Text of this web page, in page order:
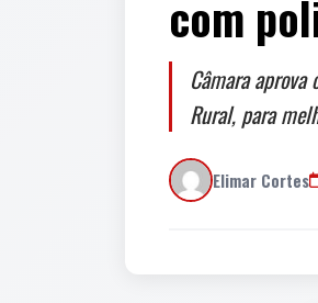
com
Câmara
Rural, para
Elimar Cortes